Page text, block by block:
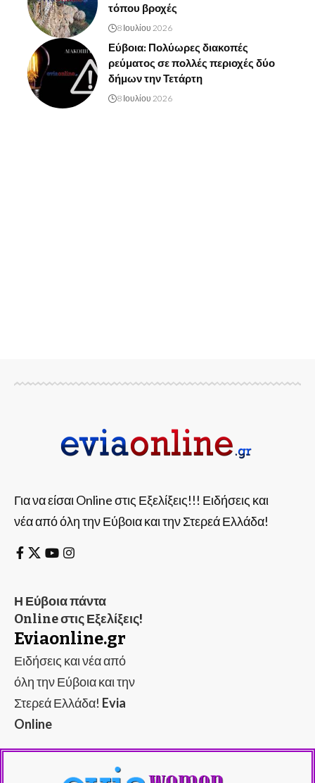
τόπου βροχές
8 Ιουλίου 2026
Εύβοια: Πολύωρες διακοπές
ρεύματος σε πολλές περιοχές δύο
δήμων την Τετάρτη
8 Ιουλίου 2026
Για να είσαι Online στις Εξελίξεις!!! Ειδήσεις και
νέα από όλη την Εύβοια και την Στερεά Ελλάδα!
Η Εύβοια πάντα
Online στις Εξελίξεις!
Eviaonline.gr
Ειδήσεις και νέα από
όλη την Εύβοια και την
Στερεά Ελλάδα! Evia
Online